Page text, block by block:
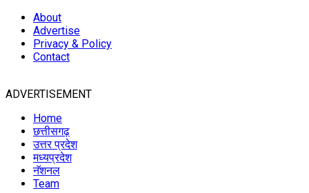
About
Advertise
Privacy & Policy
Contact
ADVERTISEMENT
Home
छत्तीसगढ़
उत्तर प्रदेश
मध्यप्रदेश
नॅशनल
Team